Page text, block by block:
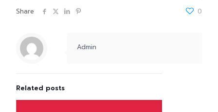
Share
0
Admin
Related posts